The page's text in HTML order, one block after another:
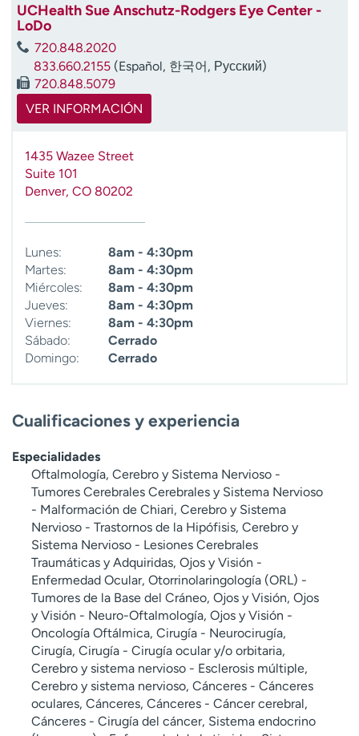
UCHealth Sue Anschutz-Rodgers Eye Center -
LoDo
720.848.2020
833.660.2155 (Español, 한국어, Русский)
720.848.5079
VER INFORMACIÓN
1435 Wazee Street
Suite 101
Denver, CO 80202
Lunes:
8am - 4:30pm
Martes:
8am - 4:30pm
Miércoles:
8am - 4:30pm
Jueves:
8am - 4:30pm
Viernes:
8am - 4:30pm
Sábado:
Cerrado
Domingo:
Cerrado
Cualificaciones y experiencia
Especialidades
Oftalmología, Cerebro y Sistema Nervioso -
Tumores Cerebrales Cerebrales y Sistema Nervioso
- Malformación de Chiari, Cerebro y Sistema
Nervioso - Trastornos de la Hipófisis, Cerebro y
Sistema Nervioso - Lesiones Cerebrales
Traumáticas y Adquiridas, Ojos y Visión -
Enfermedad Ocular, Otorrinolaringología (ORL) -
Tumores de la Base del Cráneo, Ojos y Visión, Ojos
y Visión - Neuro-Oftalmología, Ojos y Visión -
Oncología Oftálmica, Cirugía - Neurocirugía,
Cirugía, Cirugía - Cirugía ocular y/o orbitaria,
Cerebro y sistema nervioso - Esclerosis múltiple,
Cerebro y sistema nervioso, Cánceres - Cánceres
oculares, Cánceres, Cánceres - Cáncer cerebral,
Cánceres - Cirugía del cáncer, Sistema endocrino